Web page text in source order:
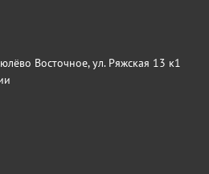
Восточное, ул. Ряжская 13 к1